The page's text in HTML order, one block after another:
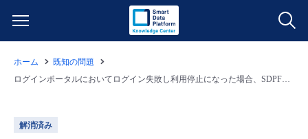
サービス一覧
ホーム
既知の問題
ログインポータルにおいてログイン失敗し利用停止になった場合、SDPFポータル上のユーザーが削除・再作成され、各種設定が初期化される事象
解消済み